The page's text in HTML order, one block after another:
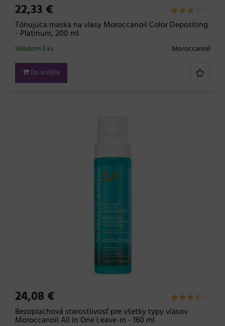
22,33 €
Tónujúca maska na vlasy Moroccanoil Color Depositing
- Platinum, 200 ml
Moroccanoil
Skladom 3 ks
Do košíka
24,08 €
Bezoplachová starostlivosť pre všetky typy vlasov
Moroccanoil All In One Leave-in - 160 ml